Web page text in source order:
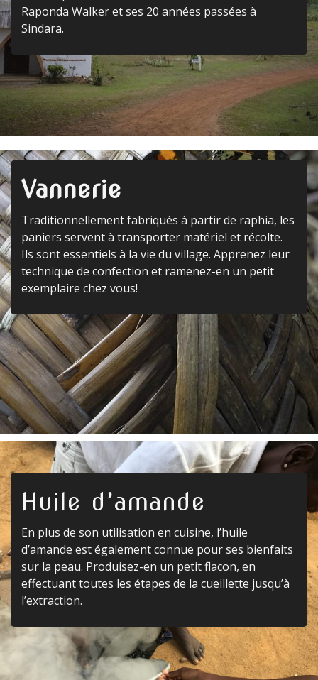
Raponda Walker et ses 20 années passées à
Sindara.
Vannerie
Traditionnellement fabriqués à partir de raphia, les
paniers servent à transporter matériel et récolte.
Ils sont essentiels à la vie du village. Apprenez leur
technique de confection et ramenez-en un petit
exemplaire chez vous!
Huile d’amande
En plus de son utilisation en cuisine, l’huile
d’amande est également connue pour ses bienfaits
sur la peau. Produisez-en un petit flacon, en
effectuant toutes les étapes de la cueillette jusqu’à
l’extraction.